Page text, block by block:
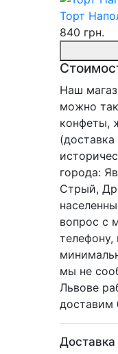
Торт
840 грн.
Наш
можно
конфеты,
города:
Стрый,
вопрос с
мы не
Львове
доставим